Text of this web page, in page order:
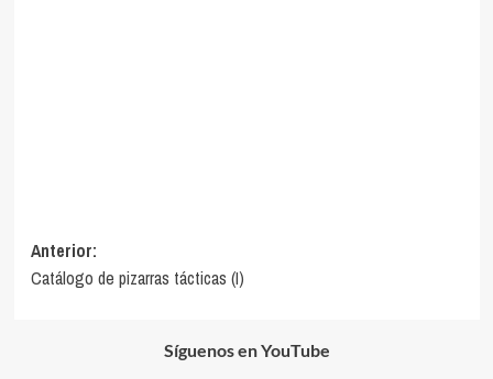
Navegación
de
Anterior:
Catálogo de pizarras tácticas (I)
Síguenos en YouTube